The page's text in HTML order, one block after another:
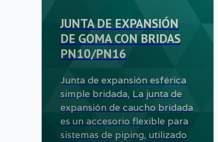
JUNTA DE EXPANSIÓN
DE GOMA CON BRIDAS
PN10/PN16
Junta de expansión esférica
simple bridada, La junta de
expansión de caucho bridada
es un accesorio flexible para
sistemas de piping, utilizado